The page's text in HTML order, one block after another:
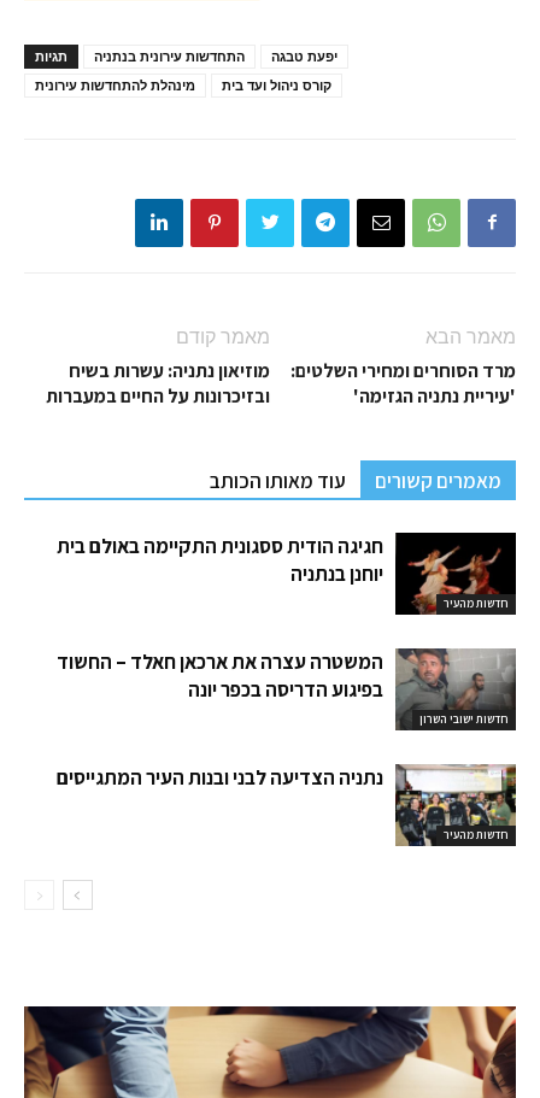
תגיות התחדשות עירונית בנתניה
יפעת טבגה
מינהלת להתחדשות עירונית
קורס ניהול ועד בית
מאמר קודם
מוזיאון נתניה: עשרות בשיח
ובזיכרונות על החיים במעברות
מאמר הבא
מרד הסוחרים ומחירי השלטים:
'עיריית נתניה הגזימה'
מאמרים קשורים עוד מאותו הכותב
חדשות מהעיר
חגיגה הודית ססגונית התקיימה באולם בית
יוחנן בנתניה
חדשות ישובי השרון
המשטרה עצרה את ארכאן חאלד – החשוד
בפיגוע הדריסה בכפר יונה
חדשות מהעיר
נתניה הצדיעה לבני ובנות העיר המתגייסים